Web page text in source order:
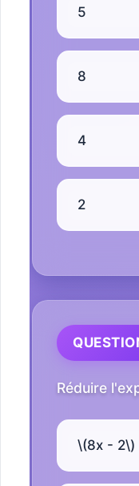
5
8
4
2
Réduire
\(8x - 2\)